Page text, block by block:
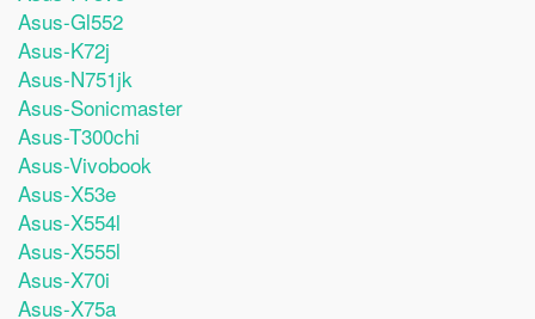
Asus-Gl552
Asus-K72j
Asus-N751jk
Asus-Sonicmaster
Asus-T300chi
Asus-Vivobook
Asus-X53e
Asus-X554l
Asus-X555l
Asus-X70i
Asus-X75a